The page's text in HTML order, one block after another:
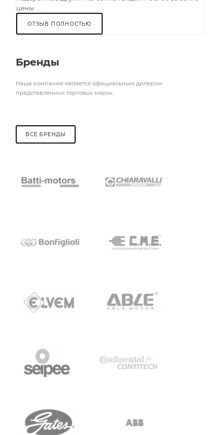
цены. ...
ОТЗЫВ ПОЛНОСТЬЮ
Бренды
Наша компания является официальным дилером
представленных торговых марок.
ВСЕ БРЕНДЫ